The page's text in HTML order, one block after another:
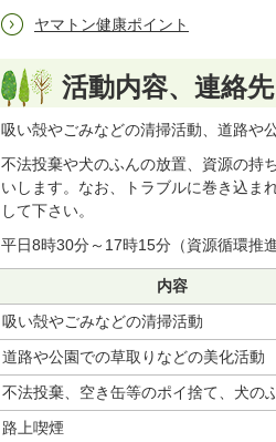
ヤマトン健康ポイント
活動内容、連絡先
吸い殻やごみなどの清掃活動、道路や
不法投棄や犬のふんの放置、資源の持
いします。なお、トラブルに巻き込ま
して下さい。
平日8時30分～17時15分（資源循環推
内容
吸い殻やごみなどの清掃活動
道路や公園での草取りなどの美化活動
不法投棄、空き缶等のポイ捨て、犬の
路上喫煙